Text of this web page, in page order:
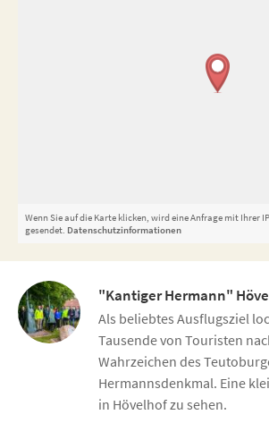
Wenn Sie auf die Karte klicken, wird eine Anfrage mit Ihrer
gesendet. Datenschutzinformationen
"Kantiger Hermann"
Als beliebtes Ausflugsziel
Tausende von Touristen
Wahrzeichen des
Hermannsdenkmal. Eine
in Hövelhof zu sehen.